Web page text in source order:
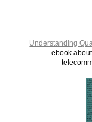
Understanding
ebook